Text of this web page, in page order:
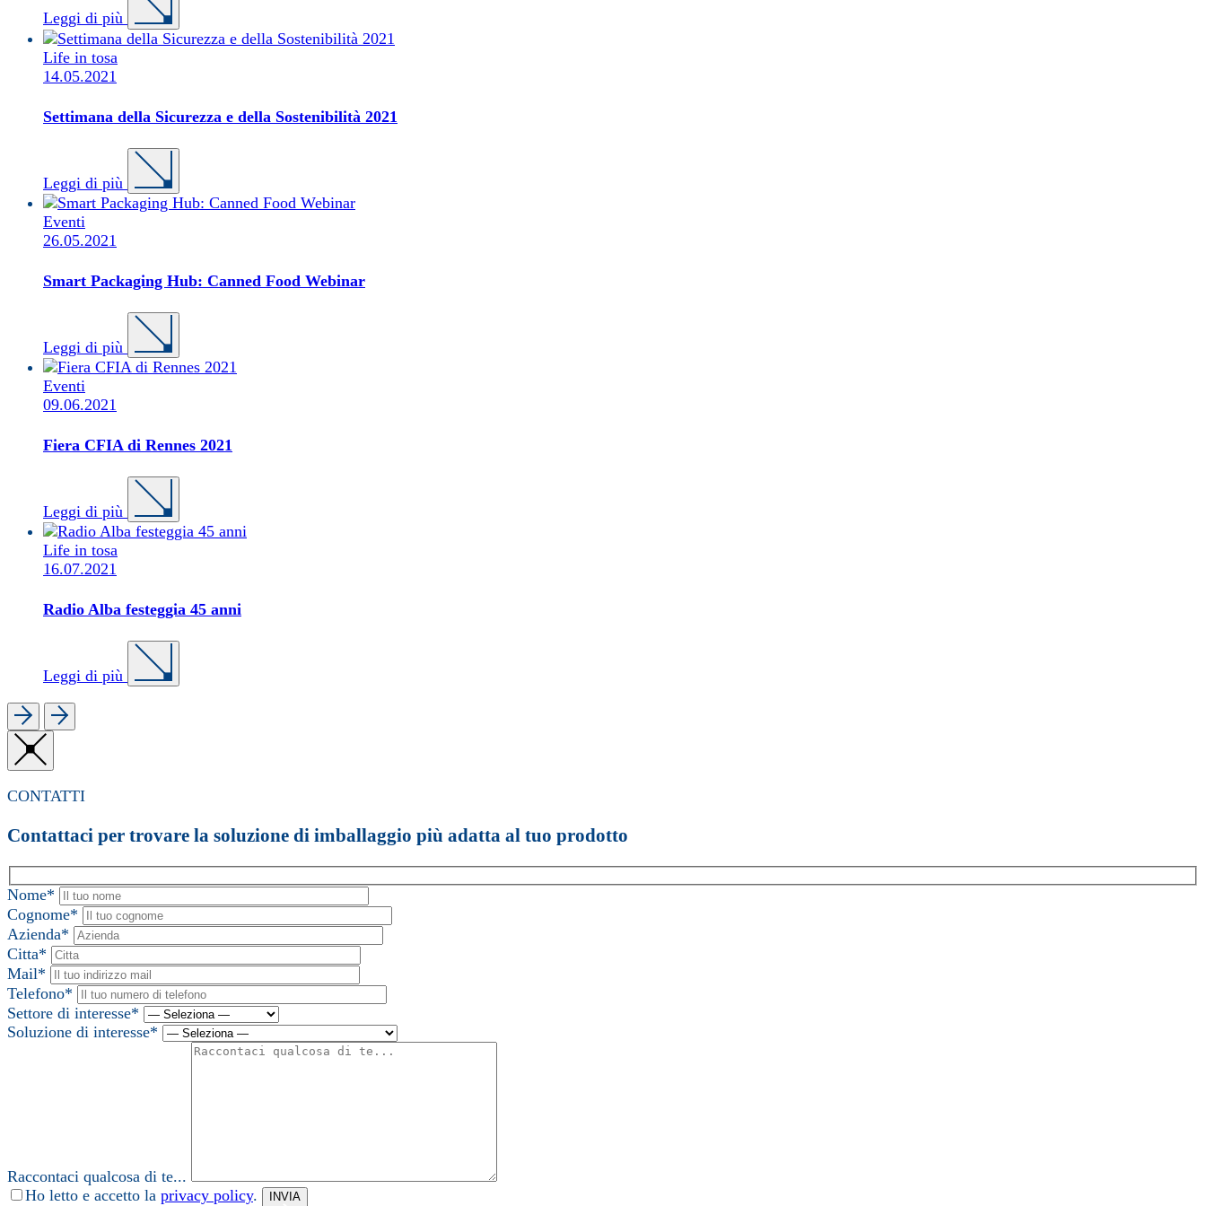
Leggi di più
Life in tosa
14.05.2021
Settimana della Sicurezza e della Sostenibilità 2021
Leggi di più
Eventi
26.05.2021
Smart Packaging Hub: Canned Food Webinar
Leggi di più
Eventi
09.06.2021
Fiera CFIA di Rennes 2021
Leggi di più
Life in tosa
16.07.2021
Radio Alba festeggia 45 anni
Leggi di più
CONTATTI
Contattaci per trovare la soluzione di imballaggio più adatta al tuo prodotto
Nome*
Cognome*
Azienda*
Citta*
Mail*
Telefono*
Settore di interesse*
Soluzione di interesse*
Raccontaci qualcosa di te...
Ho letto e accetto la privacy policy. INVIA